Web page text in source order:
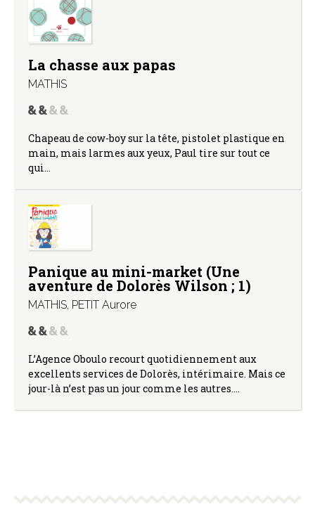
La chasse aux papas
MATHIS
Chapeau de cow-boy sur la tête, pistolet plastique en
main, mais larmes aux yeux, Paul tire sur tout ce
qui…
Panique au mini-market (Une
aventure de Dolorès Wilson ; 1)
MATHIS, PETIT Aurore
L’Agence Oboulo recourt quotidiennement aux
excellents services de Dolorès, intérimaire. Mais ce
jour-là n’est pas un jour comme les autres.…